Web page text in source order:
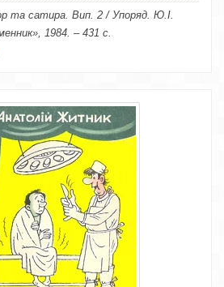
та сатира. Вип. 2 / Упоряд. Ю.І.
1984. – 431 с.